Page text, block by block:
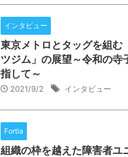
インタビュー
東京メトロとタッグを組む
ツジム」の展望～令和の寺
指して～
2021/9/2 インタビュー
Fortia
組織の枠を越えた障害者ユ